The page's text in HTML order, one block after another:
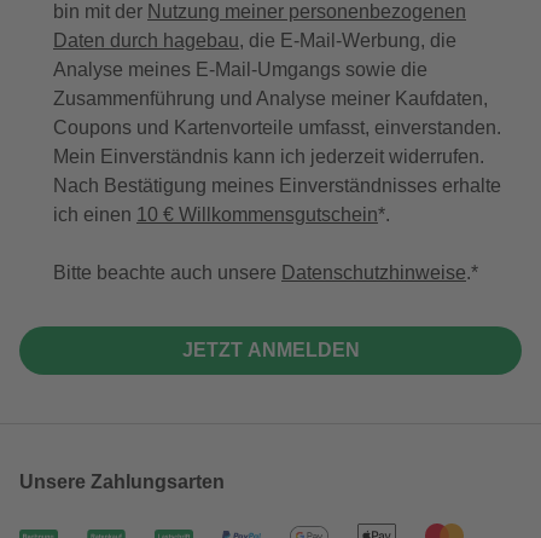
bin mit der Nutzung meiner personenbezogenen
Daten durch hagebau, die E-Mail-Werbung, die
Analyse meines E-Mail-Umgangs sowie die
Zusammenführung und Analyse meiner Kaufdaten,
Coupons und Kartenvorteile umfasst, einverstanden.
Mein Einverständnis kann ich jederzeit widerrufen.
Nach Bestätigung meines Einverständnisses erhalte
ich einen 10 € Willkommensgutschein*.
Bitte beachte auch unsere Datenschutzhinweise.
JETZT ANMELDEN
Unsere Zahlungsarten